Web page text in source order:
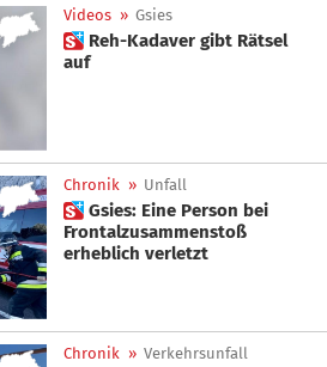
Videos » Gsies
 Reh-Kadaver gibt Rätsel
auf
Chronik » Unfall
 Gsies: Eine Person bei
Frontalzusammenstoß
erheblich verletzt
Chronik » Verkehrsunfall